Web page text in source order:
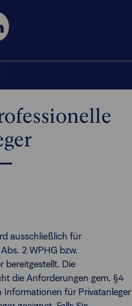
ausschließlich für
2 WPHG bzw.
bereitgestellt. Die
die Anforderungen gem. §4
Informationen für Privatanleger